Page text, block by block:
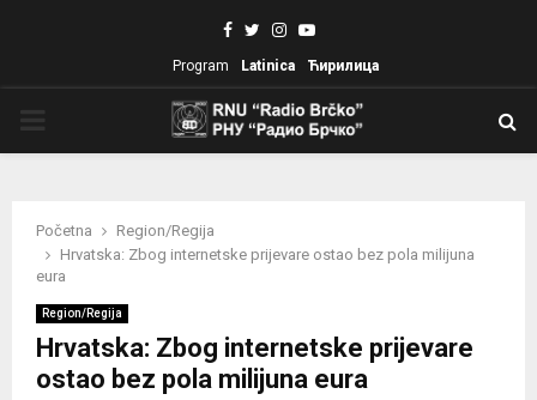
Facebook
TwitterInstagram
Youtube
Program Latinica Ћирилица
Početna
Region/Regija
Hrvatska: Zbog internetske prijevare ostao bez pola milijuna
eura
Region/Regija
Hrvatska: Zbog internetske prijevare
ostao bez pola milijuna eura